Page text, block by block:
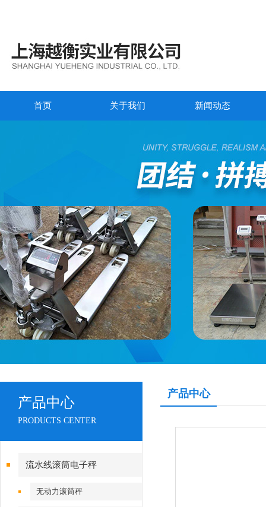
首页 关于我们 新闻动态
产品中心
PRODUCTS CENTER
流水线滚筒电子秤
无动力滚筒秤
产品中心